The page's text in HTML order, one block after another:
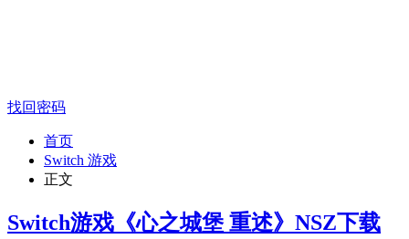
找回密码
首页
Switch 游戏
正文
Switch游戏《心之城堡 重述》NSZ下载